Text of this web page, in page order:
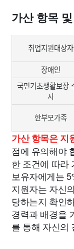
가산 항목
취업지원대상자
장애인
국민기초생활보장
자
한부모가족
가산 항목은 지
점에 유의해야
한 조건에 따라
보유자에게는
지원자는 자신
당하는지 확인
경력과 배경을
를 통해 자신의